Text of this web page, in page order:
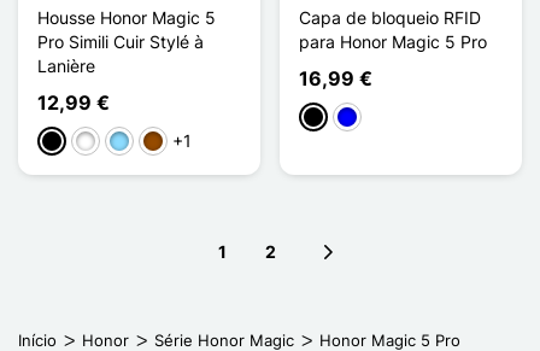
Housse Honor Magic 5
Pro Simili Cuir Stylé à
Lanière
12,99 €
PretoBrancoAzul Claro
Castanho
+1
Capa de bloqueio RFID
para Honor Magic 5 Pro
16,99 €
PretoAzul
1 2
Início Honor Série Honor Magic Honor Magic 5 Pro